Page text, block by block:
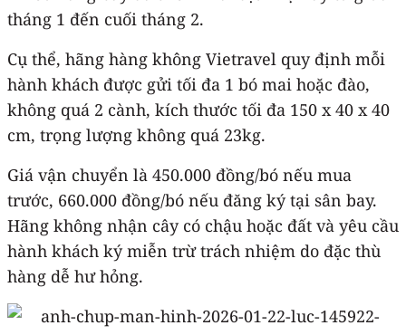
tháng 1 đến cuối tháng 2.
Cụ thể, hãng hàng không Vietravel quy định mỗi
hành khách được gửi tối đa 1 bó mai hoặc đào,
không quá 2 cành, kích thước tối đa 150 x 40 x 40
cm, trọng lượng không quá 23kg.
Giá vận chuyển là 450.000 đồng/bó nếu mua
trước, 660.000 đồng/bó nếu đăng ký tại sân bay.
Hãng không nhận cây có chậu hoặc đất và yêu cầu
hành khách ký miễn trừ trách nhiệm do đặc thù
hàng dễ hư hỏng.